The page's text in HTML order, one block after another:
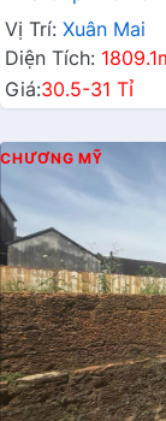
Vị Trí: Xuân Mai
Diện Tích:
Giá:30.5-31 Tỉ
CHƯƠNG MỸ